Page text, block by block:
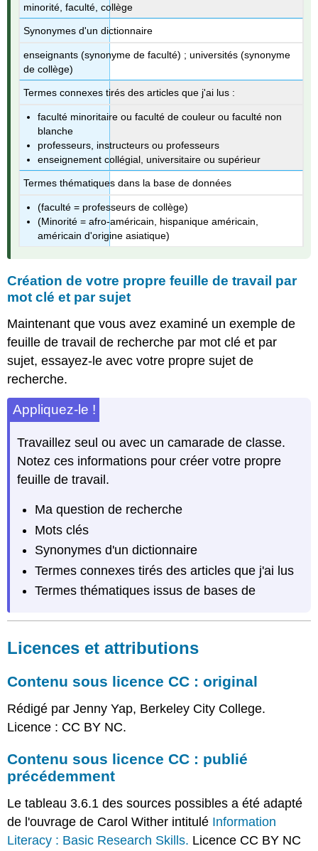
minorité, faculté, collège
Synonymes d'un dictionnaire
enseignants (synonyme de faculté) ; universités (synonyme
de collège)
Termes connexes tirés des articles que j'ai lus :
faculté minoritaire ou faculté de couleur ou faculté non
blanche
professeurs, instructeurs ou professeurs
enseignement collégial, universitaire ou supérieur
Termes thématiques dans la base de données
(faculté = professeurs de collège)
(Minorité = afro-américain, hispanique américain,
américain d'origine asiatique)
Création de votre propre feuille de travail par
mot clé et par sujet
Maintenant que vous avez examiné un exemple de
feuille de travail de recherche par mot clé et par
sujet, essayez-le avec votre propre sujet de
recherche.
Appliquez-le !
Travaillez seul ou avec un camarade de classe.
Notez ces informations pour créer votre propre
feuille de travail.
Ma question de recherche
Mots clés
Synonymes d'un dictionnaire
Termes connexes tirés des articles que j'ai lus
Termes thématiques issus de bases de
Licences et attributions
Contenu sous licence CC : original
Rédigé par Jenny Yap, Berkeley City College.
Licence : CC BY NC.
Contenu sous licence CC : publié
précédemment
Le tableau 3.6.1 des sources possibles a été adapté
de l'ouvrage de Carol Wither intitulé Information
Literacy : Basic Research Skills. Licence CC BY NC